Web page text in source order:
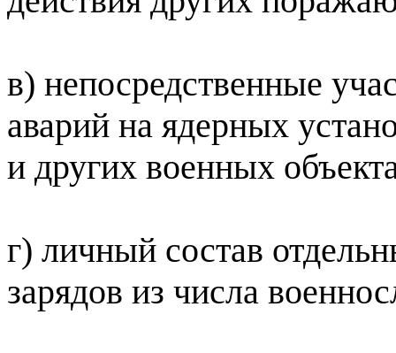
в) непосредственные
аварий на ядерных
и других военных
г) личный состав
зарядов из числа